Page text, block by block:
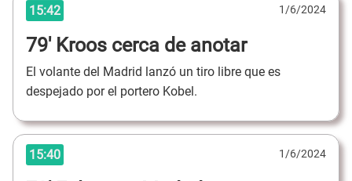
15:42 1/6/2024
79' Kroos cerca de anotar
El volante del Madrid lanzó un tiro libre que es
despejado por el portero Kobel.
15:40 1/6/2024